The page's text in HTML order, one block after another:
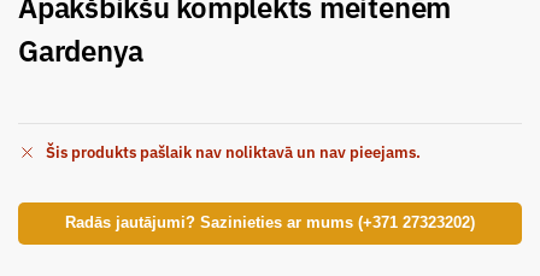
Gardenya
Šis produkts pašlaik nav noliktavā un nav pieejams.
Radās jautājumi? Sazinieties ar mums (+371 27323202)